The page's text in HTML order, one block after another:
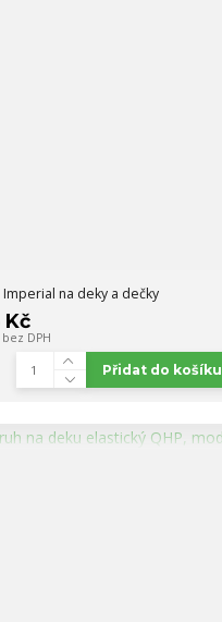
Imperial na deky a dečky
Kč
bez DPH
Přidat do košíku